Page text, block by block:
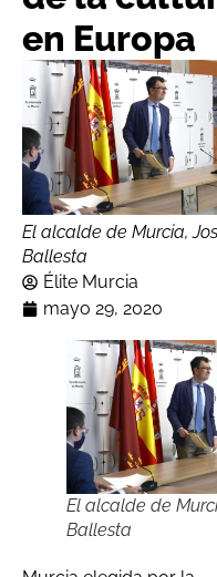
en Europa
El alcalde de Murcia,
Ballesta
Élite Murcia
mayo 29, 2020
El alcalde de
Ballesta